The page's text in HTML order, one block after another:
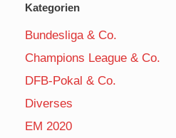
Kategorien
Bundesliga & Co.
Champions League & Co.
DFB-Pokal & Co.
Diverses
EM 2020